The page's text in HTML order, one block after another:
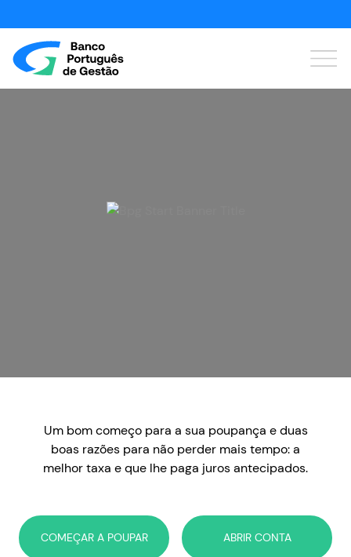
Um bom começo para a sua poupança e duas
boas razões para não perder mais tempo: a
melhor taxa e que lhe paga juros antecipados.
COMEÇAR A POUPAR ABRIR CONTA